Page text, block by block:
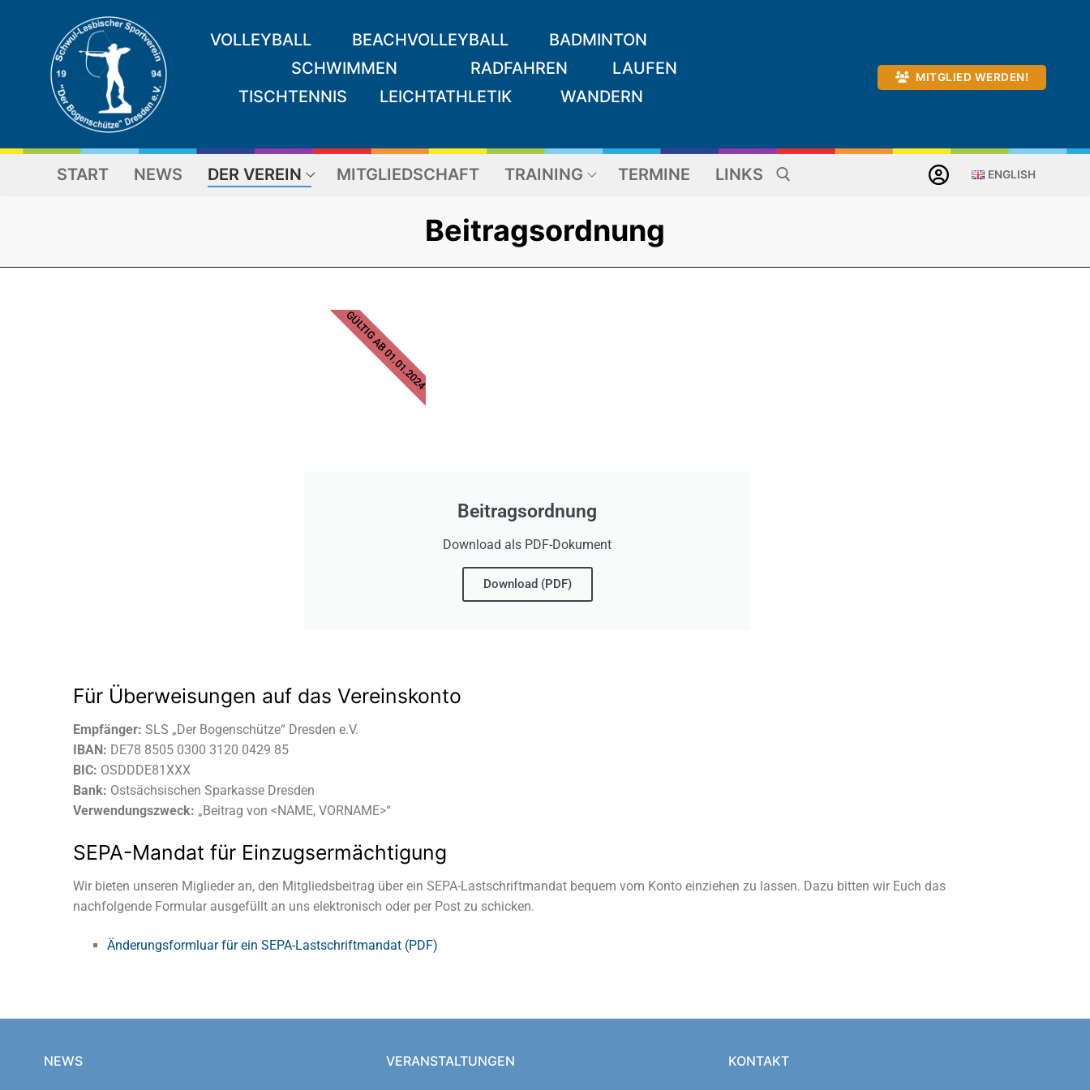
VOLLEYBALL BEACHVOLLEYBALL
BADMINTON
SCHWIMMEN
RADFAHREN
LAUFEN
TISCHTENNIS
LEICHTATHLETIK WANDERN
MITGLIED WERDEN!
START NEWS DER VEREIN MITGLIEDSCHAFT TRAINING TERMINE LINKS ENGLISH
Beitragsordnung
Beitragsordnung
Download als PDF-Dokument
Download (PDF)
GÜLTIG AB 01.01.2024
Für Überweisungen auf das Vereinskonto
Empfänger: SLS „Der Bogenschütze“ Dresden e.V.
IBAN: DE78 8505 0300 3120 0429 85
BIC: OSDDDE81XXX
Bank: Ostsächsischen Sparkasse Dresden
Verwendungszweck: „Beitrag von <NAME, VORNAME>“
SEPA-Mandat für Einzugsermächtigung
Wir bieten unseren Miglieder an, den Mitgliedsbeitrag über ein SEPA-Lastschriftmandat bequem vom Konto einziehen zu lassen. Dazu bitten wir Euch das
nachfolgende Formular ausgefüllt an uns elektronisch oder per Post zu schicken.
Änderungsformluar für ein SEPA-Lastschriftmandat (PDF)
NEWS VERANSTALTUNGEN KONTAKT